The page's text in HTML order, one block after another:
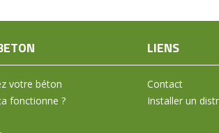
votre béton
fonctionne ?
LIENS
Contact
Installer un